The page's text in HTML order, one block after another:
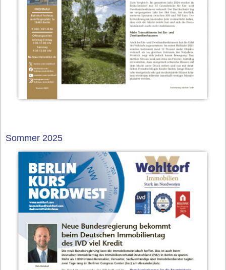
Sommer 2025